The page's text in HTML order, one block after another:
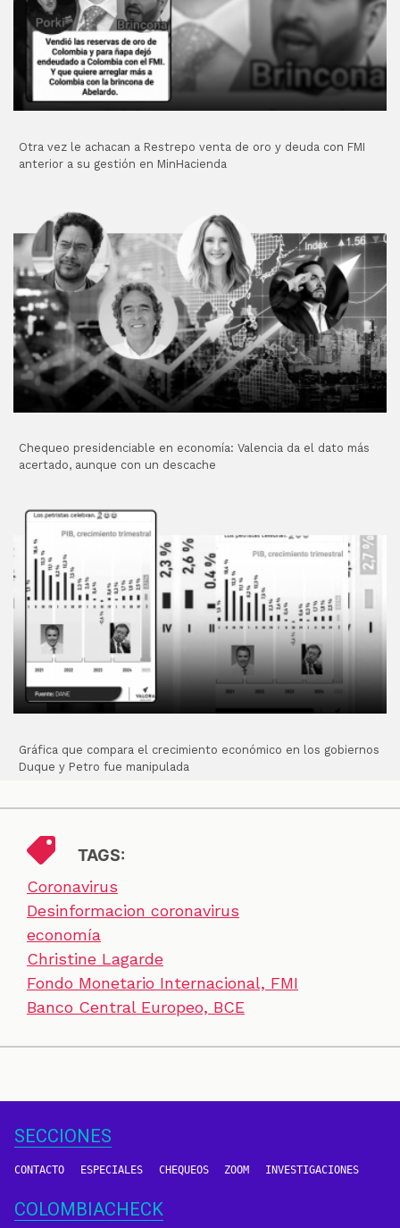
Otra vez le achacan a Restrepo venta de oro y deuda con FMI
anterior a su gestión en MinHacienda
Chequeo presidenciable en economía: Valencia da el dato más
acertado, aunque con un descache
Gráfica que compara el crecimiento económico en los gobiernos
Duque y Petro fue manipulada
TAGS:
Coronavirus
Desinformacion coronavirus
economía
Christine Lagarde
Fondo Monetario Internacional, FMI
Banco Central Europeo, BCE
SECCIONES
CONTACTO ESPECIALES CHEQUEOS ZOOM INVESTIGACIONES
COLOMBIACHECK